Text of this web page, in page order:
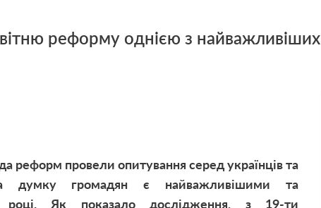
реформу однією з найважливіших
реформ провели опитування серед українців та
думку громадян є найважливішими та
Як показало дослідження, з 19-ти